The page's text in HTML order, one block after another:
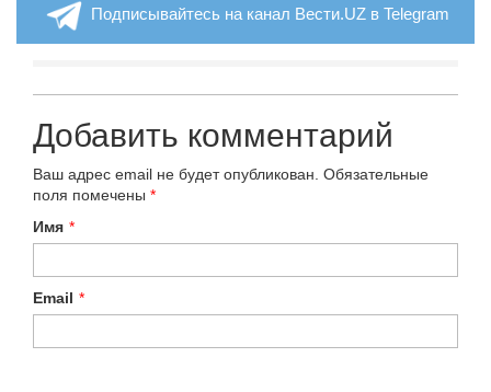
Подписывайтесь на канал Вести.UZ в Telegram
Добавить комментарий
Ваш адрес email не будет опубликован. Обязательные
поля помечены *
Имя *
Email *